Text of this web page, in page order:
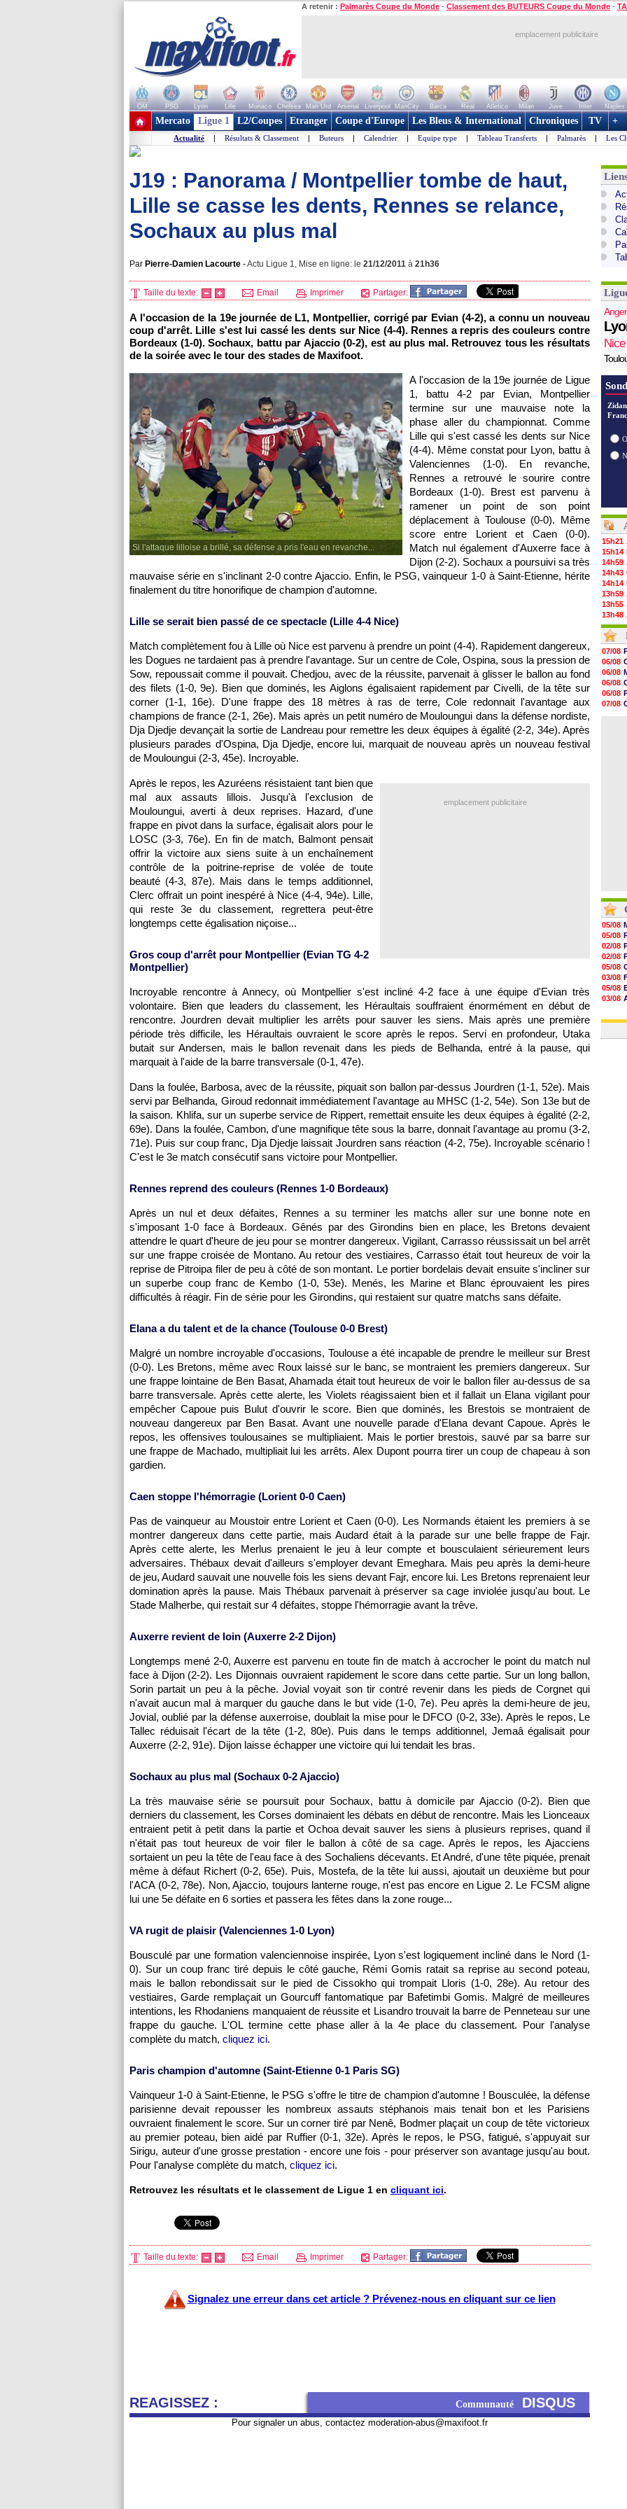
A retenir : Palmarès Coupe du Monde - Classement des BUTEURS Coupe du Monde -
emplacement publicitaire
OM PSG Lyon Lille Monaco Chelsea Man Utd Arsenal Liverpool ManCity Barca Real Atletico Milan Juve Inter Naples
+ de clubs
Mercato Ligue 1 L2/Coupes Etranger Coupe d'Europe Les Bleus & International Chroniques TV +
Actualité | Résultats & Classement | Buteurs | Calendrier | Equipe type | Tableau Transferts | Palmarès | Les
J19 : Panorama / Montpellier tombe de haut,
Lille se casse les dents, Rennes se relance,
Sochaux au plus mal
Par Pierre-Damien Lacourte -Actu Ligue 1, Mise en ligne: le 21/12/2011 à 21h36
Taille du texte: Email Imprimer Partager:
A l'occasion de la 19e journée de L1, Montpellier, corrigé par Evian (4-2), a connu un nouveau
coup d'arrêt. Lille s'est lui cassé les dents sur Nice (4-4). Rennes a repris des couleurs contre
Bordeaux (1-0).Sochaux, battu par Ajaccio(0-2), est au plus mal. Retrouvez tous les résultats
de la soirée avec le tour des stades de Maxifoot.
Si l'attaque lilloise a brillé, sa défense a pris l'eau en revanche...
A l'occasion de la 19e journée de Ligue
1, battu 4-2 par Evian, Montpellier
termine sur une mauvaise note la
phase aller du championnat. Comme
Lille qui s'est cassé les dents sur Nice
(4-4). Même constat pour Lyon, battu à
Valenciennes (1-0). En revanche,
Rennes a retrouvé le sourire contre
Bordeaux (1-0). Brest est parvenu à
ramener un point de son point
déplacement à Toulouse(0-0). Même
score entre Lorient et Caen (0-0).
Match nul également d'Auxerreface à
Dijon (2-2). Sochaux a poursuivi sa très
mauvaise série en s'inclinant 2-0 contre Ajaccio. Enfin, le PSG, vainqueur 1-0 à Saint-Etienne, hérite
finalement du titre honorifique de champion d'automne.
Lille se serait bien passé de ce spectacle (Lille 4-4 Nice)
Match complètement fou à Lille où Nice est parvenu à prendre un point (4-4). Rapidement dangereux,
les Dogues ne tardaient pas à prendre l'avantage. Sur un centre de Cole, Ospina, sous la pression de
Sow, repoussait comme il pouvait. Chedjou, avec de la réussite, parvenait à glisser le ballon au fond
des filets (1-0, 9e). Bien que dominés, les Aiglons égalisaient rapidement par Civelli, de la tête sur
corner (1-1, 16e). D'une frappe des 18 mètres à ras de terre, Cole redonnait l'avantage aux
champions de france (2-1, 26e). Mais après un petit numéro de Mouloungui dans la défense nordiste,
Dja Djedje devançait la sortie de Landreau pour remettre les deux équipes à égalité (2-2, 34e). Après
plusieurs parades d'Ospina, Dja Djedje, encore lui, marquait de nouveau après un nouveau festival
de Mouloungui (2-3, 45e). Incroyable.
emplacement publicitaire
Après le repos, les Azuréens résistaient tant bien que
mal aux assauts lillois. Jusqu'à l'exclusion de
Mouloungui, averti à deux reprises. Hazard, d'une
frappe en pivot dans la surface, égalisait alors pour le
LOSC (3-3, 76e). En fin de match, Balmont pensait
offrir la victoire aux siens suite à un enchaînement
contrôle de la poitrine-reprise de volée de toute
beauté (4-3, 87e). Mais dans le temps additionnel,
Clerc offrait un point inespéré à Nice (4-4, 94e). Lille,
qui reste 3e du classement, regrettera peut-être
longtemps cette égalisation niçoise...
Gros coup d'arrêt pour Montpellier (Evian TG 4-2
Montpellier)
Incroyable rencontre à Annecy, où Montpellier s'est incliné 4-2 face à une équipe d'Evian très
volontaire. Bien que leaders du classement, les Héraultais souffraient énormément en début de
rencontre. Jourdren devait multiplier les arrêts pour sauver les siens. Mais après une première
période très difficile, les Héraultais ouvraient le score après le repos. Servi en profondeur, Utaka
butait sur Andersen, mais le ballon revenait dans les pieds de Belhanda, entré à la pause, qui
marquait à l'aide de la barre transversale (0-1, 47e).
Dans la foulée, Barbosa, avec de la réussite, piquait son ballon par-dessus Jourdren (1-1, 52e). Mais
servi par Belhanda, Giroud redonnait immédiatement l'avantage au MHSC (1-2, 54e). Son 13e but de
la saison. Khlifa, sur un superbe service de Rippert, remettait ensuite les deux équipes à égalité (2-2,
69e). Dans la foulée, Cambon, d'une magnifique tête sous la barre, donnait l'avantage au promu (3-2,
71e). Puis sur coup franc, Dja Djedje laissait Jourdren sans réaction (4-2, 75e). Incroyable scénario !
C'est le 3e match consécutif sans victoire pour Montpellier.
Rennes reprend des couleurs (Rennes 1-0 Bordeaux)
Après un nul et deux défaites, Rennes a su terminer les matchs aller sur une bonne note en
s'imposant 1-0 face à Bordeaux. Gênés par des Girondins bien en place, les Bretons devaient
attendre le quart d'heure de jeu pour se montrer dangereux. Vigilant, Carrasso réussissait un bel arrêt
sur une frappe croisée de Montano. Au retour des vestiaires, Carrasso était tout heureux de voir la
reprise de Pitroipa filer de peu à côté de son montant. Le portier bordelais devait ensuite s'incliner sur
un superbe coup franc de Kembo (1-0, 53e). Menés, les Marine et Blanc éprouvaient les pires
difficultés à réagir. Fin de série pour les Girondins, qui restaient sur quatre matchs sans défaite.
Elana a du talent et de la chance (Toulouse 0-0 Brest)
Malgré un nombre incroyable d'occasions, Toulousea été incapable de prendre le meilleur sur Brest
(0-0). Les Bretons, même avec Roux laissé sur le banc, se montraient les premiers dangereux. Sur
une frappe lointaine de Ben Basat, Ahamada était tout heureux de voir le ballon filer au-dessus de sa
barre transversale. Après cette alerte, les Violets réagissaient bien et il fallait un Elana vigilant pour
empêcher Capoue puis Bulut d'ouvrir le score. Bien que dominés, les Brestois se montraient de
nouveau dangereux par Ben Basat. Avant une nouvelle parade d'Elana devant Capoue. Après le
repos, les offensives toulousaines se multipliaient. Mais le portier brestois, sauvé par sa barre sur
une frappe de Machado, multipliait lui les arrêts. Alex Dupont pourra tirer un coup de chapeau à son
gardien.
Caen stoppe l'hémorragie (Lorient 0-0 Caen)
Pas de vainqueur au Moustoir entre Lorient et Caen (0-0). Les Normands étaient les premiers à se
montrer dangereux dans cette partie, mais Audard était à la parade sur une belle frappe de Fajr.
Après cette alerte, les Merlus prenaient le jeu à leur compte et bousculaient sérieurement leurs
adversaires. Thébaux devait d'ailleurs s'employer devant Emeghara. Mais peu après la demi-heure
de jeu, Audard sauvait une nouvelle fois les siens devant Fajr, encore lui. Les Bretons reprenaient leur
domination après la pause. Mais Thébaux parvenait à préserver sa cage inviolée jusqu'au bout. Le
Stade Malherbe, qui restait sur 4 défaites, stoppe l'hémorragie avant la trêve.
Auxerre revient de loin (Auxerre 2-2 Dijon)
Longtemps mené 2-0,Auxerre est parvenu en toute fin de match à accrocher le point du match nul
face à Dijon (2-2). Les Dijonnais ouvraient rapidement le score dans cette partie. Sur un long ballon,
Sorin partait un peu à la pêche. Jovial voyait son tir contré revenir dans les pieds de Corgnet qui
n'avait aucun mal à marquer du gauche dans le but vide (1-0, 7e). Peu après la demi-heure de jeu,
Jovial, oublié par la défense auxerroise, doublait la mise pour le DFCO (0-2, 33e). Après le repos, Le
Tallec réduisait l'écart de la tête (1-2, 80e). Puis dans le temps additionnel, Jemaâ égalisait pour
Auxerre (2-2, 91e). Dijon laisse échapper une victoire qui lui tendait les bras.
Sochaux au plus mal (Sochaux 0-2Ajaccio)
La très mauvaise série se poursuit pour Sochaux, battu à domicile par Ajaccio(0-2). Bien que
derniers du classement, les Corses dominaient les débats en début de rencontre. Mais les Lionceaux
entraient petit à petit dans la partie et Ochoa devait sauver les siens à plusieurs reprises, quand il
n'était pas tout heureux de voir filer le ballon à côté de sa cage. Après le repos, les Ajacciens
sortaient un peu la tête de l'eau face à des Sochaliens décevants. Et André, d'une tête piquée, prenait
même à défaut Richert (0-2, 65e). Puis, Mostefa, de la tête lui aussi, ajoutait un deuxième but pour
l'ACA (0-2, 78e). Non, Ajaccio, toujours lanterne rouge, n'est pas encore en Ligue 2. Le FCSM aligne
lui une 5e défaite en 6 sorties et passera les fêtes dans la zone rouge...
VA rugit de plaisir (Valenciennes 1-0 Lyon)
Bousculé par une formation valenciennoise inspirée, Lyons'est logiquement incliné dans le Nord (1-
0). Sur un coup franc tiré depuis le côté gauche, Rémi Gomis ratait sa reprise au second poteau,
mais le ballon rebondissait sur le pied de Cissokho qui trompait Lloris (1-0, 28e). Au retour des
vestiaires, Garde remplaçait un Gourcuff fantomatique par Bafetimbi Gomis. Malgré de meilleures
intentions, les Rhodaniens manquaient de réussite et Lisandro trouvait la barre de Penneteau sur une
frappe du gauche. L'OLtermine cette phase aller à la 4e place du classement. Pour l'analyse
complète du match, cliquez ici.
Paris champion d'automne (Saint-Etienne 0-1 Paris SG)
Vainqueur 1-0 à Saint-Etienne, le PSG s'offre le titre de champion d'automne ! Bousculée, la défense
parisienne devait repousser les nombreux assauts stéphanois mais tenait bon et les Parisiens
ouvraient finalement le score. Sur un corner tiré par Nenê, Bodmer plaçait un coup de tête victorieux
au premier poteau, bien aidé par Ruffier (0-1, 32e). Après le repos, le PSG, fatigué, s'appuyait sur
Sirigu, auteur d'une grosse prestation - encore une fois - pour préserver son avantage jusqu'au bout.
Pour l'analyse complète du match, cliquez ici.
Retrouvez les résultats et le classement de Ligue 1 en cliquant ici.
Taille du texte: Email Imprimer Partager:
Signalez une erreur dans cet article ? Prévenez-nous en cliquant sur ce lien
REAGISSEZ : Communauté DISQUS
Pour signaler un abus, contactez moderation-abus@maxifoot.fr
Nice
15h21
15h14
14h59
14h43
14h14
13h59
13h55
13h48
13h30
12h49
12h22
12h00
11h46
11h20
10h49
10h32
10h10
07/08
06/08
06/08
06/08
06/08
07/08
05/08
05/08
02/08
02/08
05/08
03/08
05/08
03/08
03/08